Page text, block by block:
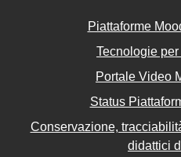
Piattaforme
Tecnologie
Portale Video
Status
Conservazione,
didattici